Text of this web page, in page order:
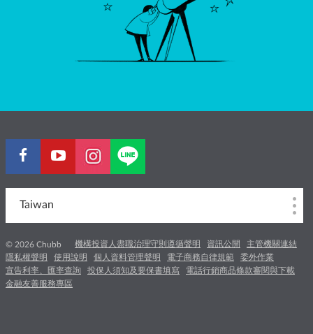
Taiwan
© 2026 Chubb 機構投資人盡職治理守則遵循聲明 資訊公開
主管機關連結
隱私權聲明
使用說明 個人資料管理聲明 電子商務自律規範
委外作業
宣告利率、匯率查詢
投保人須知及要保書填寫
電話行銷商品條款審閱與下載
金融友善服務專區